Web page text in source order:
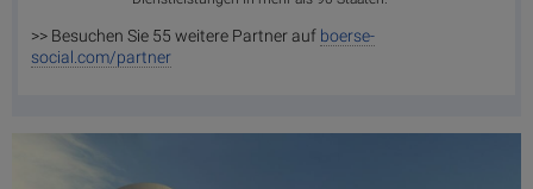
>> Besuchen Sie 55 weitere Partner auf boerse-
social.com/partner